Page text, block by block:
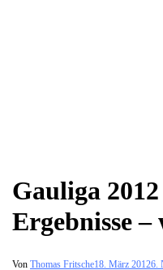
Gauliga
Ergebnisse
Von Thomas Fritsche18. März 20126.